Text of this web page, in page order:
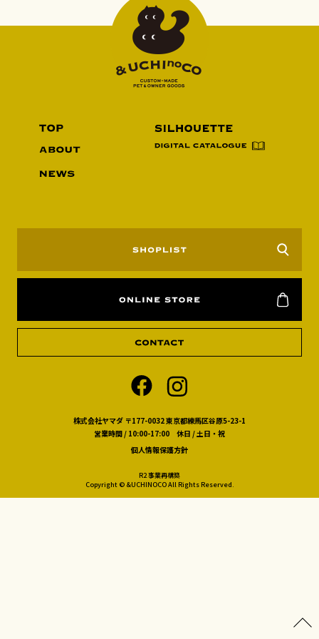
株式会社ヤマダ 〒177-0032 東京都練馬区谷原5-23-1
営業時間 / 10:00-17:00 休日 / 土日・祝
個人情報保護方針
R2 事業再構築
Copyright © &UCHINOCO All Rights Reserved.